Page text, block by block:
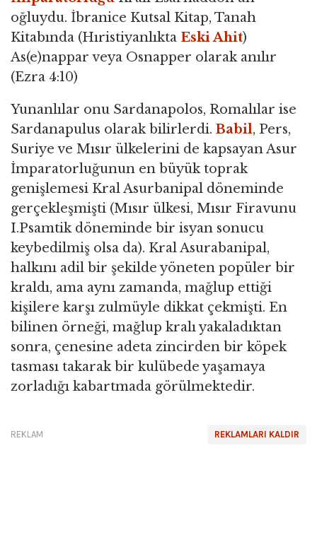
oğluydu. İbranice Kutsal Kitap, Tanah
Kitabında (Hıristiyanlıkta Eski Ahit)
As(e)nappar veya Osnapper olarak anılır
(Ezra 4:10)
Yunanlılar onu Sardanapolos, Romalılar ise
Sardanapulus olarak bilirlerdi. Babil, Pers,
Suriye ve Mısır ülkelerini de kapsayan Asur
İmparatorluğunun en büyük toprak
genişlemesi Kral Asurbanipal döneminde
gerçekleşmişti (Mısır ülkesi, Mısır Firavunu
I.Psamtik döneminde bir isyan sonucu
keybedilmiş olsa da). Kral Asurabanipal,
halkını adil bir şekilde yöneten popüler bir
kraldı, ama aynı zamanda, mağlup ettiği
kişilere karşı zulmüyle dikkat çekmişti. En
bilinen örneği, mağlup kralı yakaladıktan
sonra, çenesine adeta zincirden bir köpek
tasması takarak bir kulübede yaşamaya
zorladığı kabartmada görülmektedir.
REKLAMLARI KALDIR
REKLAM